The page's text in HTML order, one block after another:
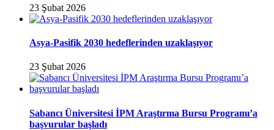
23 Şubat 2026
Asya-Pasifik 2030 hedeflerinden uzaklaşıyor
23 Şubat 2026
Sabancı Üniversitesi İPM Araştırma Bursu Programı’a
başvurular başladı